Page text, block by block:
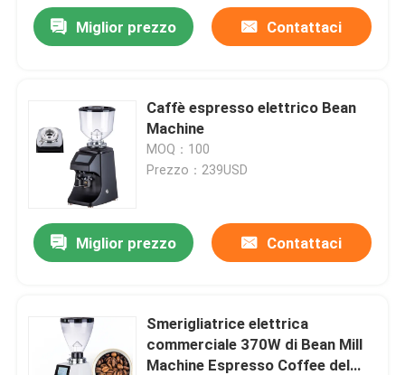
Miglior prezzo Contattaci
Caffè espresso elettrico Bean
Machine
MOQ：100
Prezzo：239USD
Miglior prezzo Contattaci
Smerigliatrice elettrica
commerciale 370W di Bean Mill
Machine Espresso Coffee del